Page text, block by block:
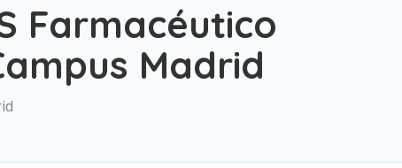
Farmacéutico
Madrid